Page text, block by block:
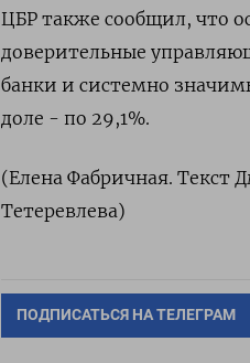
ЦБР также сообщил, что
доверительные
банки и системно
доле - по 29,1%.
(Елена Фабричная. Текст
Тетеревлева)
ПОДПИСАТЬСЯ НА ТЕЛЕГРАМ